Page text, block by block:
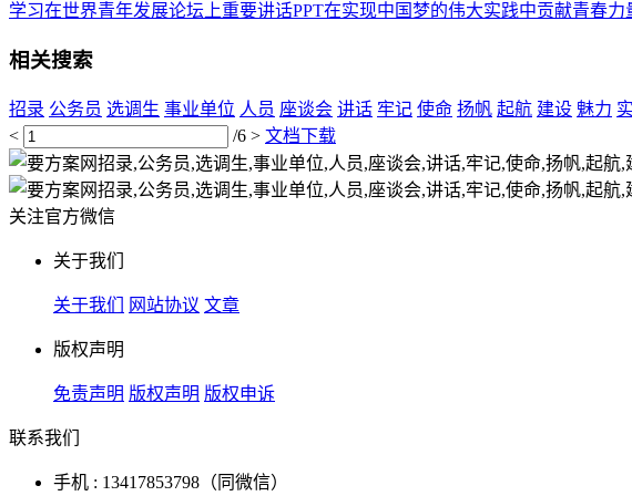
学习在世界青年发展论坛上重要讲话PPT在实现中国梦的伟大实践中贡献青春力
相关搜索
招录 公务员 选调生 事业单位 人员 座谈会 讲话 牢记 使命 扬帆 起航 建设 魅力
<
/6 > 文档下载
关注官方微信
关于我们
关于我们 网站协议 文章
版权声明
免责声明 版权声明 版权申诉
联系我们
手机 : 13417853798（同微信）